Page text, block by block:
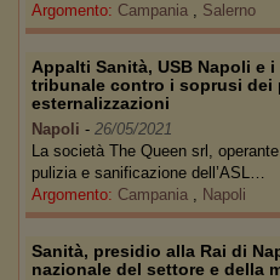
Argomento: Campania , Salerno
Appalti Sanità, USB Napoli e
tribunale contro i soprusi dei
esternalizzazioni
Napoli - 26/05/2021
La società The Queen srl,
pulizia e sanificazione dell’ASL…
Argomento: Campania , Napoli
Sanità, presidio alla Rai di
nazionale del settore e della